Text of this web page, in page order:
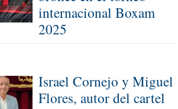
internacional Boxam
2025
Israel Cornejo y Miguel
Flores, autor del cartel